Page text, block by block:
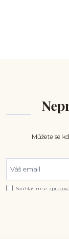
Můžete se
Souhlasím se